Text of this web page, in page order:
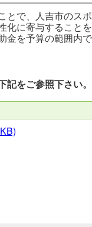
で、人吉市のス
に寄与すること
を予算の範囲内で
をご参照下さい。